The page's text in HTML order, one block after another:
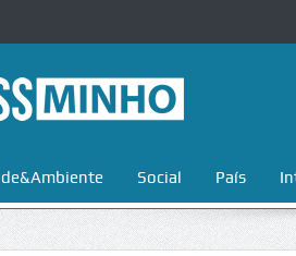
Social País